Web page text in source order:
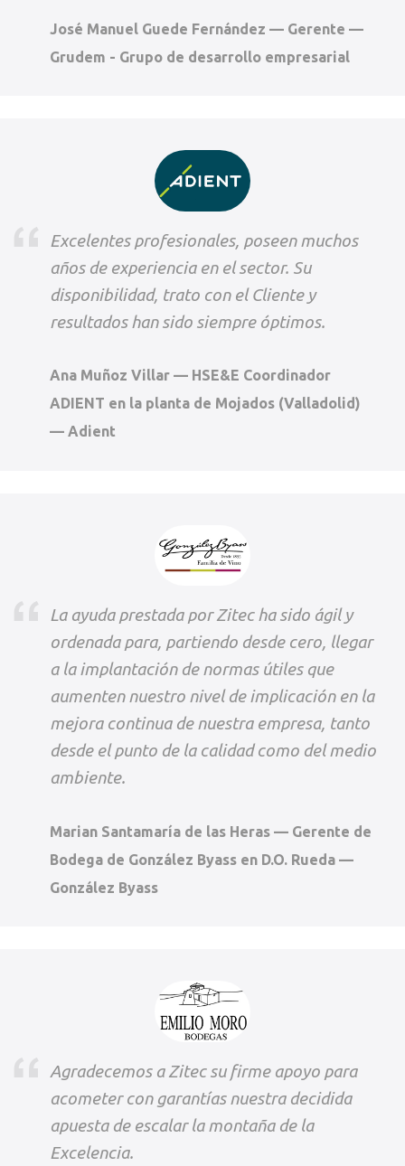
José Manuel Guede Fernández — Gerente —
Grudem - Grupo de desarrollo empresarial
Excelentes profesionales, poseen muchos
años de experiencia en el sector. Su
disponibilidad, trato con el Cliente y
resultados han sido siempre óptimos.
Ana Muñoz Villar — HSE&E Coordinador
ADIENT en la planta de Mojados (Valladolid)
— Adient
La ayuda prestada por Zitec ha sido ágil y
ordenada para, partiendo desde cero, llegar
a la implantación de normas útiles que
aumenten nuestro nivel de implicación en la
mejora continua de nuestra empresa, tanto
desde el punto de la calidad como del medio
ambiente.
Marian Santamaría de las Heras — Gerente de
Bodega de González Byass en D.O. Rueda —
González Byass
Agradecemos a Zitec su firme apoyo para
acometer con garantías nuestra decidida
apuesta de escalar la montaña de la
Excelencia.